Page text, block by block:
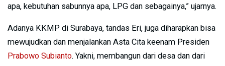
apa, kebutuhan sabunnya apa, LPG dan sebagainya,” ujarnya.
Adanya KKMP di Surabaya, tandas Eri, juga diharapkan bisa
mewujudkan dan menjalankan Asta Cita keenam Presiden
Prabowo Subianto. Yakni, membangun dari desa dan dari